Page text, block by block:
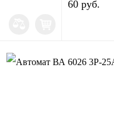
60 руб.